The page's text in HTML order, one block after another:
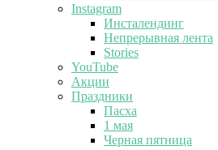
Instagram
Инсталендинг
Непрерывная лента
Stories
YouTube
Акции
Праздники
Пасха
1 мая
Черная пятница